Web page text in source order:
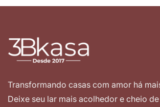
Transformando casas com amor há
Deixe seu lar mais acolhedor e cheio